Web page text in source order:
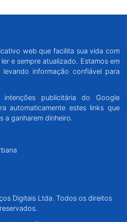
web que facilita sua vida com
e sempre atualizado. Estamos em
informação confiável para
publicitária do Google
automaticamente estes links que
a ganharem dinheiro.
Digitais Ltda. Todos os direitos
reservados.